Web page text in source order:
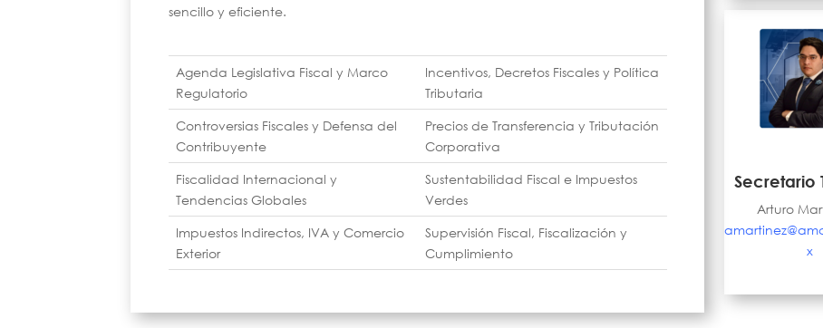
sencillo y eficiente.
Agenda Legislativa Fiscal y Marco
Regulatorio
Incentivos, Decretos Fiscales y Política
Tributaria
Controversias Fiscales y Defensa del
Contribuyente
Precios de Transferencia y Tributación
Corporativa
Fiscalidad Internacional y
Tendencias Globales
Sustentabilidad Fiscal e Impuestos
Verdes
Impuestos Indirectos, IVA y Comercio
Exterior
Supervisión Fiscal, Fiscalización y
Cumplimiento
Secretario
Arturo
x